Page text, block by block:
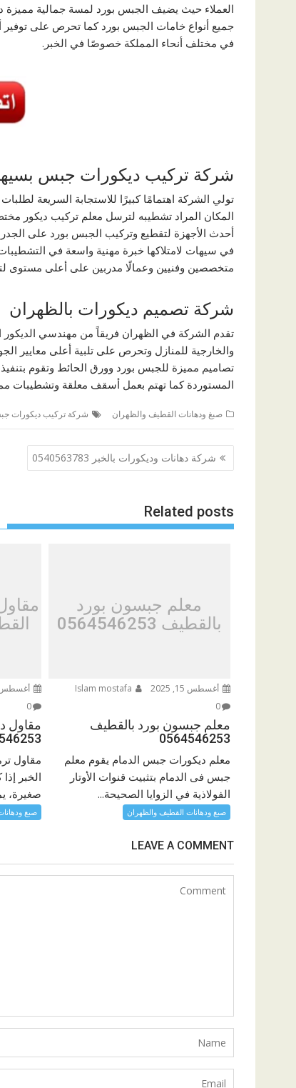
العملاء حيث يضيف الجبس بورد لمسة جمالية مميزة
جميع أنواع خامات الجبس بورد كما تحرص على
في مختلف أنحاء المملكة خصوصًا في الخبر.
شركة تركيب ديكورات جبس
تولي الشركة اهتمامًا كبيرًا للاستجابة السريعة
المكان المراد تشطيبه لترسل معلم تركيب ديكور
أحدث الأجهزة لتقطيع وتركيب الجبس بورد على
في سيهات لامتلاكها خبرة مهنية واسعة في
متخصصين وفنيين وعمالًا مدربين على أعلى مستوى
شركة تصميم ديكورات بالظهران
تقدم الشركة في الظهران فريقاً من مهندسي الديكور
والخارجية للمنازل وتحرص على تلبية أعلى معايير
تصاميم مميزة للجبس بورد وورق الحائط وتقوم
المستوردة كما تهتم بعمل أسقف معلقة وتشطيبات
صبغ ودهانات القطيف والظهران شركة تركيب ديكورات
تصفّح
المقالات
شركة دهانات وديكورات بالخبر 0540563783
Related posts
معلم جبسون بورد
بالقطيف 0564546253
أغسطس 15, 2025
0
معلم جبسون بورد بالقطيف
0564546253
معلم ديكورات جبس الدمام يقوم معلم
جبس فى الدمام بتثبيت قنوات الأوتار
الفولاذية في الزوايا الصحيحة...
صبغ ودهانات القطيف والظهران
القطيف
أغسطس 15,
0
مقاول
مقاول
الخبر
صغيرة،
صبغ
LEAVE A COMMENT